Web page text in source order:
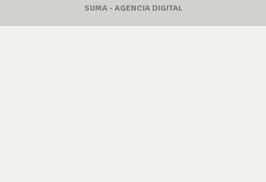
SUMA - AGENCIA DIGITAL